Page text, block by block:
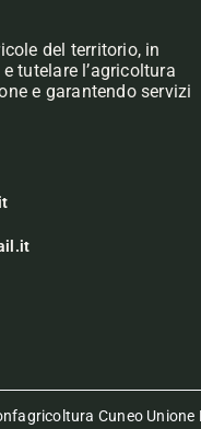
del territorio, in
tutelare l’agricoltura
e garantendo servizi
Cuneo